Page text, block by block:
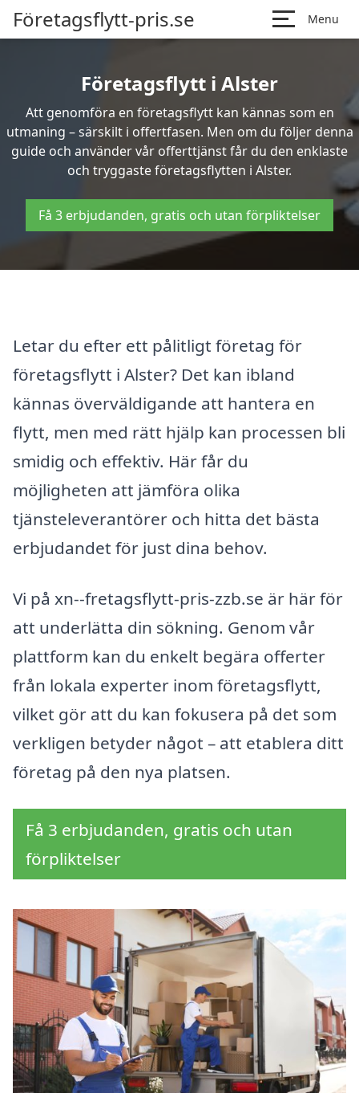
Företagsflytt-pris.se Menu
Företagsflytt i Alster
Att genomföra en företagsflytt kan kännas som en
utmaning – särskilt i offertfasen. Men om du följer denna
guide och använder vår offerttjänst får du den enklaste
och tryggaste företagsflytten i Alster.
Få 3 erbjudanden, gratis och utan förpliktelser
Letar du efter ett pålitligt företag för
företagsflytt i Alster? Det kan ibland
kännas överväldigande att hantera en
flytt, men med rätt hjälp kan processen bli
smidig och effektiv. Här får du
möjligheten att jämföra olika
tjänsteleverantörer och hitta det bästa
erbjudandet för just dina behov.
Vi på xn--fretagsflytt-pris-zzb.se är här för
att underlätta din sökning. Genom vår
plattform kan du enkelt begära offerter
från lokala experter inom företagsflytt,
vilket gör att du kan fokusera på det som
verkligen betyder något – att etablera ditt
företag på den nya platsen.
Få 3 erbjudanden, gratis och utan
förpliktelser